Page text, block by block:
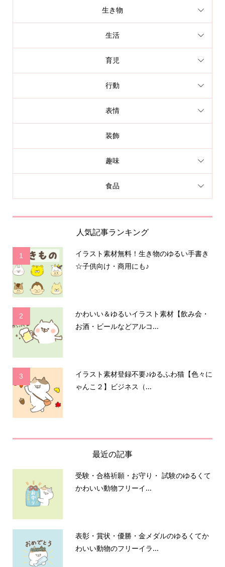
生き物
生活
育児
行動
表情
装飾
趣味
食品
人気記事ランキング
1
イラスト素材無料！生き物のゆるい手書き
☆子供向け・商用にも♪
2
かわいい＆ゆるいイラスト素材【飲み会・
お酒・ビールなどアルコ...
3
イラスト素材登録不要♪ゆるふわ猫【色々に
ゃんこ２】ビジネス（...
最近の記事
受験・合格祈願・お守り・ 試験のゆるくて
かわいい動物フリーイ...
表彰・賞状・優勝・金メダルのゆるくてか
わいい動物のフリーイラ...